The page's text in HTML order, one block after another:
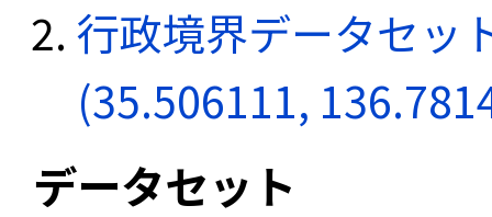
行政境界データセッ
(35.506111,
データセット